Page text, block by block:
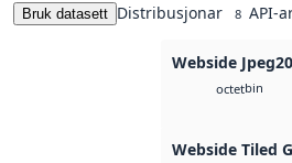
Bruk datasett Distribusjonar 8 API-
Webside
octetbin
Webside Tiled